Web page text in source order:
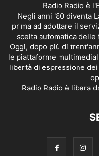
Radio Radio è
Negli anni '80 diventa
prima ad adottare il
scelta automatica delle
Oggi, dopo più di
le piattaforme
libertà di espressione
Radio Radio è libera